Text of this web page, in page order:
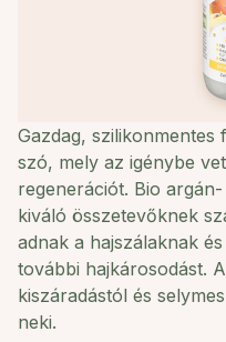
Gazdag,
szó, mely az igénybe
regenerációt. Bio
kiváló összetevőknek
adnak a hajszálaknak
további hajkárosodást.
kiszáradástól és
neki.